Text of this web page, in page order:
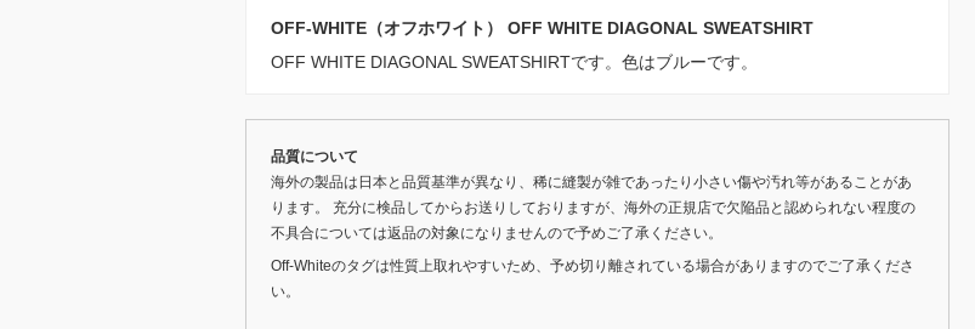
OFF-WHITE（オフホワイト） OFF WHITE DIAGONAL SWEATSHIRT
OFF WHITE DIAGONAL SWEATSHIRTです。色はブルーです。
品質について
海外の製品は日本と品質基準が異なり、稀に縫製が雑であったり小さい傷や汚れ等があることがあ
ります。 充分に検品してからお送りしておりますが、海外の正規店で欠陥品と認められない程度の
不具合については返品の対象になりませんので予めご了承ください。
Off-Whiteのタグは性質上取れやすいため、予め切り離されている場合がありますのでご了承くださ
い。